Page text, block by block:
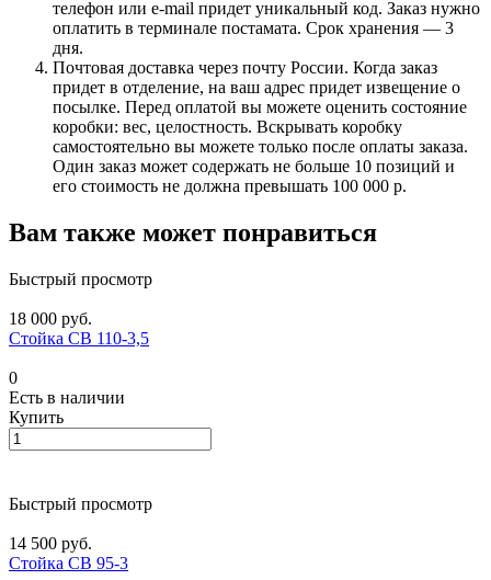
телефон или e-mail придет уникальный код. Заказ нужно
оплатить в терминале постамата. Срок хранения — 3
дня.
Почтовая доставка через почту России. Когда заказ
придет в отделение, на ваш адрес придет извещение о
посылке. Перед оплатой вы можете оценить состояние
коробки: вес, целостность. Вскрывать коробку
самостоятельно вы можете только после оплаты заказа.
Один заказ может содержать не больше 10 позиций и
его стоимость не должна превышать 100 000 р.
Вам также может понравиться
Быстрый просмотр
18 000 руб.
Стойка СВ 110-3,5
0
Есть в наличии
Купить
Быстрый просмотр
14 500 руб.
Стойка СВ 95-3